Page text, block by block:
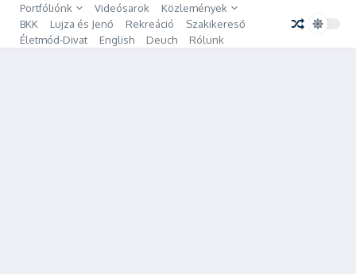
Ugrás a tartalomhoz
Portfóliónk Videósarok
Közlemények
BKK
Lujza és Jenő Rekreáció
Szakikereső
Életmód-Divat
English Deuch Rólunk